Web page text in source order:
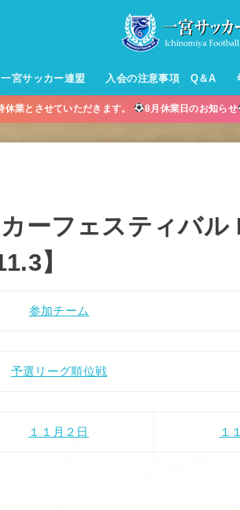
ール【小学生】
ター【小学生】
ス
ール【中学生】
学生男子】
ィース【中学生
長・年中・年
】
一宮サッカー連盟 入会の注意事項 Q＆A
業とさせていただきます。 8月休業日のお知らせ
ーフェスティバル
】
参加チーム
予選リーグ順位戦
１１月２日 １